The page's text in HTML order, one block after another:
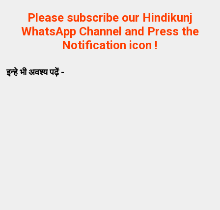
Please subscribe our Hindikunj
WhatsApp Channel and Press the
Notification icon !
इन्हे भी अवश्य पढ़ें -